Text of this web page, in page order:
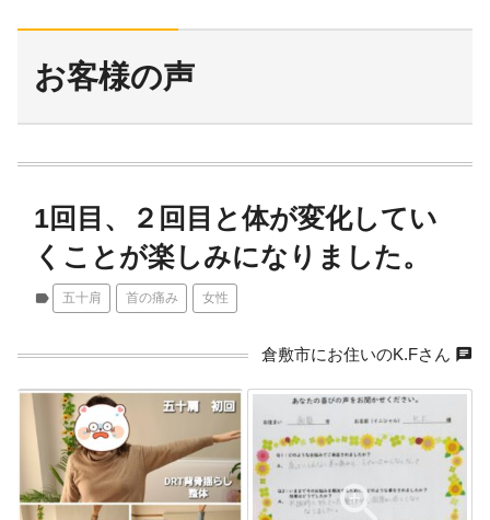
お客様の声
1回目、２回目と体が変化してい
くことが楽しみになりました。
label 五十肩 首の痛み 女性
倉敷市にお住いのK.Fさん chat